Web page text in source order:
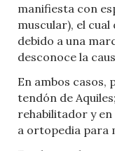
manifiesta con
muscular), el
debido a una
desconoce la
En ambos casos,
tendón de
rehabilitador y
a ortopedia para